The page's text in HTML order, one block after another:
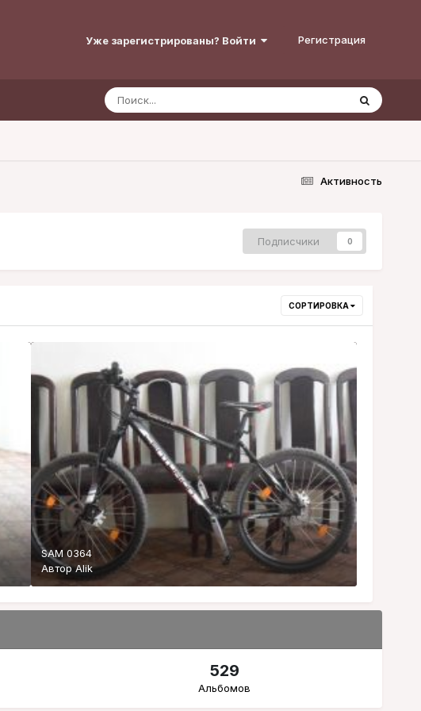
Уже зарегистрированы? Войти Регистрация
Активность
Подписчики 0
СОРТИРОВКА
SAM 0364
АвторAlik
529
Альбомов